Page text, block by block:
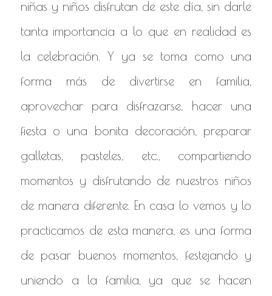
niñas y niños disfrutan de este día, sin darle
tanta importancia a lo que en realidad es
la celebración. Y ya se toma como una
forma más de divertirse en familia,
aprovechar para disfrazarse, hacer una
fiesta o una bonita decoración, preparar
galletas, pasteles, etc., compartiendo
momentos y disfrutando de nuestros niños
de manera diferente. En casa lo vemos y lo
practicamos de esta manera, es una forma
de pasar buenos momentos, festejando y
uniendo a la familia, ya que se hacen